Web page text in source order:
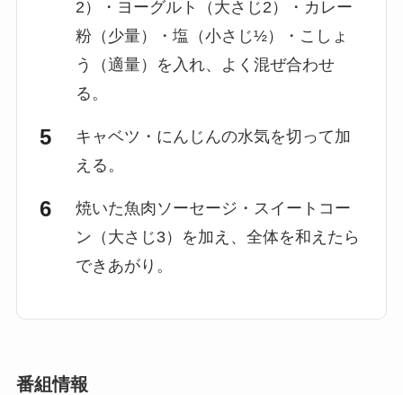
2）・ヨーグルト（大さじ2）・カレー
粉（少量）・塩（小さじ½）・こしょ
う（適量）を入れ、よく混ぜ合わせ
る。
キャベツ・にんじんの水気を切って加
える。
焼いた魚肉ソーセージ・スイートコー
ン（大さじ3）を加え、全体を和えたら
できあがり。
番組情報